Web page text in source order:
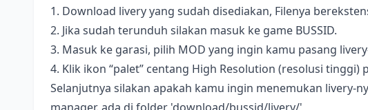
1. Download livery yang sudah disediakan, Filenya
2. Jika sudah terunduh silakan masuk ke game BUSSID.
3. Masuk ke garasi, pilih MOD yang ingin kamu pasang
4. Klik ikon “palet” centang High Resolution (resolusi tinggi)
Selanjutnya silakan apakah kamu ingin menemukan livery-